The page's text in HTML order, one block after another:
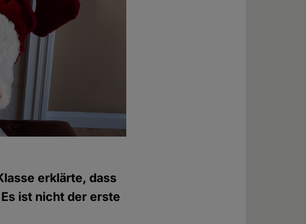
erklärte, dass
ist nicht der erste